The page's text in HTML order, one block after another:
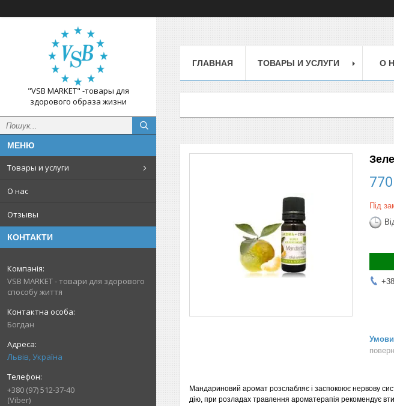
"VSB MARKET" -товары для
здорового образа жизни
Товары и услуги
О нас
Отзывы
КОНТАКТИ
VSB MARKET - товари для здорового
способу життя
Богдан
Львів, Україна
+380 (97) 512-37-40
(Viber)
ГЛАВНАЯ ТОВАРЫ И УСЛУГИ О
Під
Мандариновий аромат розслабляє і заспокоює нервову
дію, при розладах травлення ароматерапія рекомендує